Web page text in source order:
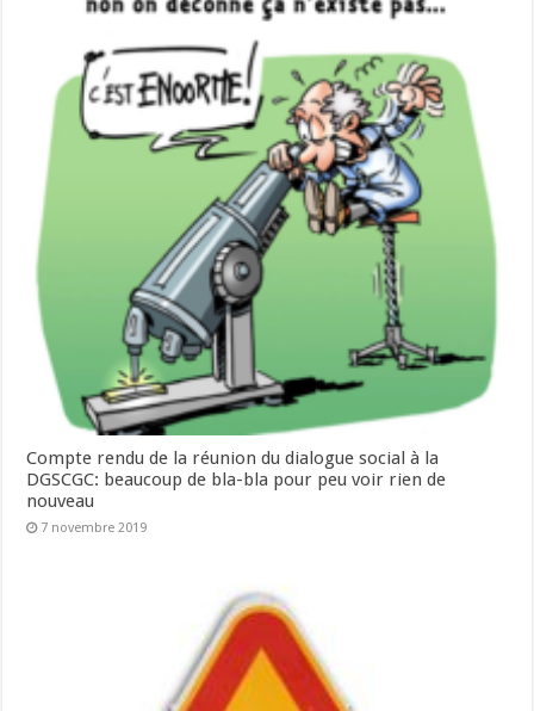
Compte rendu de la réunion du dialogue social à la
DGSCGC: beaucoup de bla-bla pour peu voir rien de
nouveau
7 novembre 2019